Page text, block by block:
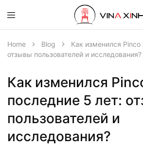
Home Blog
Как изменился Pinco
отзывы пользователей и исследования?
Как изменился
последние 5 лет:
пользователей и
исследования?